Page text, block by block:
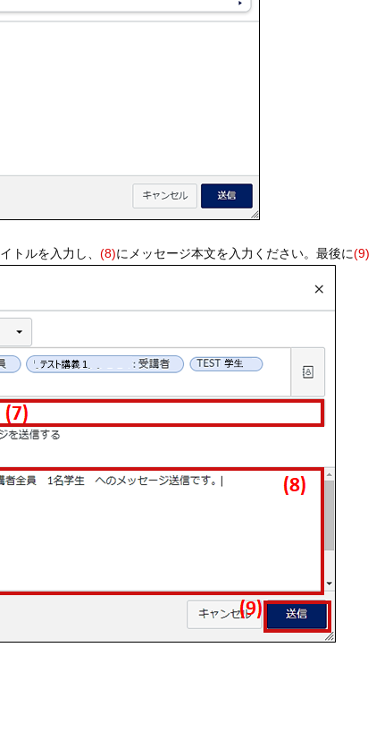
トルを入力し、(8)にメッセージ本文を入力ください。最後に(9)